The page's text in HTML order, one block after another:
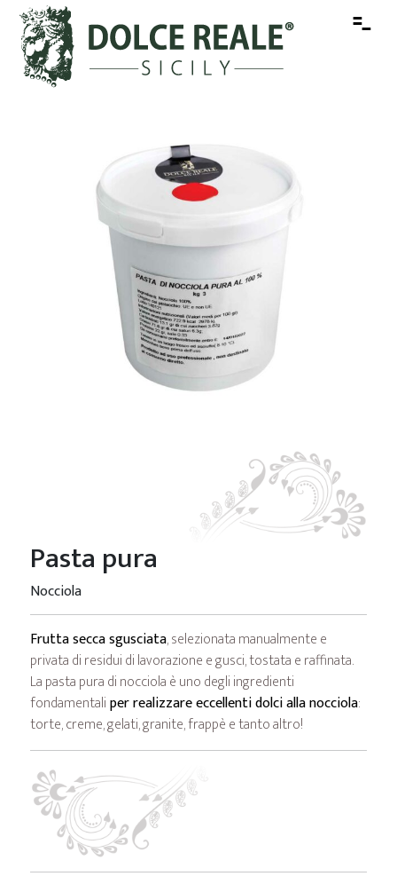
-
-
-
Pasta pura
Nocciola
Frutta secca sgusciata, selezionata manualmente e
privata di residui di lavorazione e gusci, tostata e raffinata.
La pasta pura di nocciola è uno degli ingredienti
fondamentaliper realizzare eccellenti dolci alla nocciola:
torte, creme, gelati, granite, frappè e tanto altro!